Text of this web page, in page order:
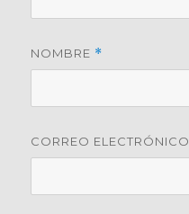
NOMBRE *
CORREO ELECTRÓNICO